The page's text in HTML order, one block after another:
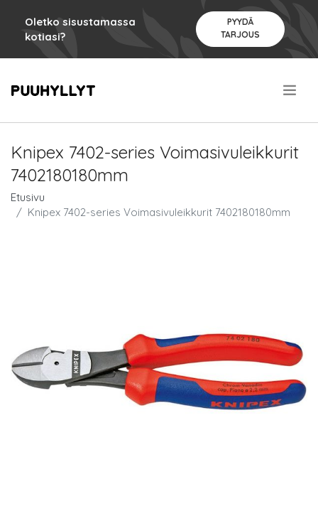
Oletko sisustamassa
kotiasi?
PYYDÄ
TARJOUS
Knipex 7402-series Voimasivuleikkurit
7402180180mm
Etusivu
Knipex 7402-series Voimasivuleikkurit 7402180180mm